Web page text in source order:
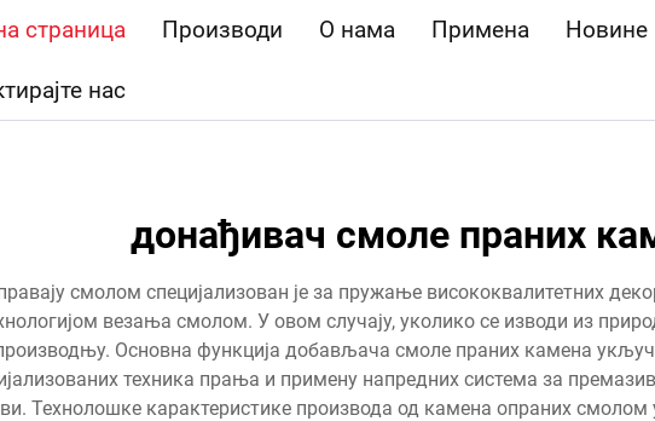
страница Производи О нама Примена Новине
нас
донађивач смоле праних
смолом специјализован је за пружање висококвалитетних
везања смолом. У овом случају, уколико се изводи из
Основна функција добављача смоле праних камена
техника прања и примену напредних система за
Технолошке карактеристике производа од камена опраних